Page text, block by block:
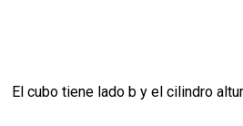
El cubo tiene lado b y el cilindro